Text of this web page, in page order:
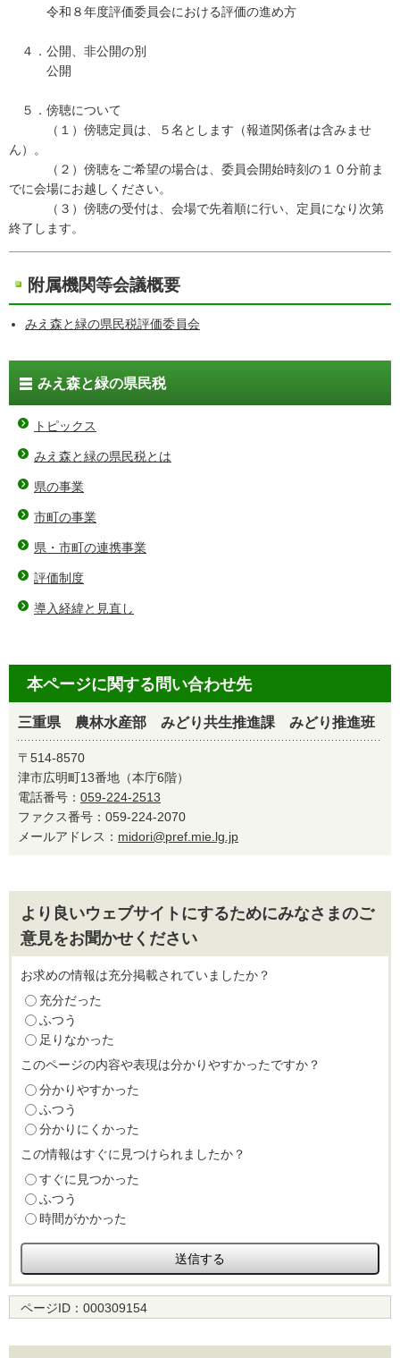
令和８年度評価委員会における評価の進め方
４．公開、非公開の別
公開
５．傍聴について
（１）傍聴定員は、５名とします（報道関係者は含みませ
ん）。
（２）傍聴をご希望の場合は、委員会開始時刻の１０分前ま
でに会場にお越しください。
（３）傍聴の受付は、会場で先着順に行い、定員になり次第
終了します。
附属機関等会議概要
みえ森と緑の県民税評価委員会
みえ森と緑の県民税
トピックス
みえ森と緑の県民税とは
県の事業
市町の事業
県・市町の連携事業
評価制度
導入経緯と見直し
本ページに関する問い合わせ先
三重県 農林水産部 みどり共生推進課 みどり推進班
〒514-8570
津市広明町13番地（本庁6階）
電話番号： 059-224-2513
ファクス番号：059-224-2070
メールアドレス： midori@pref.mie.lg.jp
より良いウェブサイトにするためにみなさまのご
意見をお聞かせください
お求めの情報は充分掲載されていましたか？
充分だった
ふつう
足りなかった
このページの内容や表現は分かりやすかったですか？
分かりやすかった
ふつう
分かりにくかった
この情報はすぐに見つけられましたか？
すぐに見つかった
ふつう
時間がかかった
ページID： 000309154